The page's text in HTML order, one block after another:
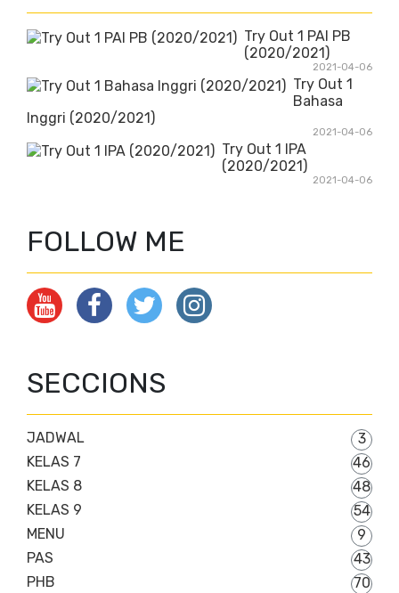
Try Out 1 PAI PB
(2020/2021)
2021-04-06
Try Out 1
Bahasa
Inggri (2020/2021)
2021-04-06
Try Out 1 IPA
(2020/2021)
2021-04-06
FOLLOW ME
SECCIONS
JADWAL
3
KELAS 7
46
KELAS 8
48
KELAS 9
54
MENU
9
PAS
43
PHB
70